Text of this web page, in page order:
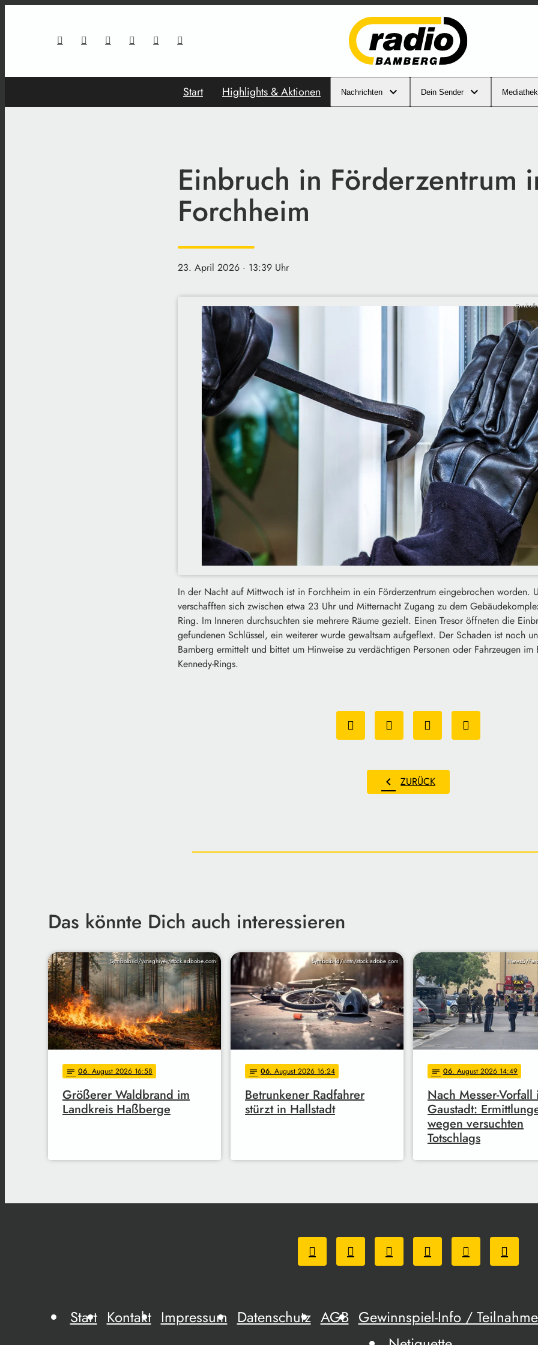
Start Highlights & Aktionen Nachrichten Dein Sender Mediathek
Einbruch in Förderzentrum
Forchheim
23. April 2026 · 13:39 Uhr
In der Nacht auf Mittwoch ist in Forchheim in ein Förderzentrum eingebrochen worden.
verschafften sich zwischen etwa 23 Uhr und Mitternacht Zugang zu dem
Ring. Im Inneren durchsuchten sie mehrere Räume gezielt. Einen Tresor öffneten die
gefundenen Schlüssel, ein weiterer wurde gewaltsam aufgeflext. Der Schaden ist noch
Bamberg ermittelt und bittet um Hinweise zu verdächtigen Personen oder Fahrzeugen im
Kennedy-Rings.
chevron_left ZURÜCK
Das könnte Dich auch interessieren
Symbolbild/vxnaghiyev/stock.adbobe.com
notes 06. August 2026 16:58
Größerer Waldbrand im
Landkreis Haßberge
Symbolbild/vlntn/stock.adobe.com
notes 06. August 2026 16:24
Betrunkener Radfahrer
stürzt in Hallstadt
News5/
notes 06. August 2026 14:49
Nach Messer-Vorfall
Gaustadt:
wegen versuchten
Totschlags
Start Kontakt Impressum Datenschutz AGB Gewinnspiel-Info /